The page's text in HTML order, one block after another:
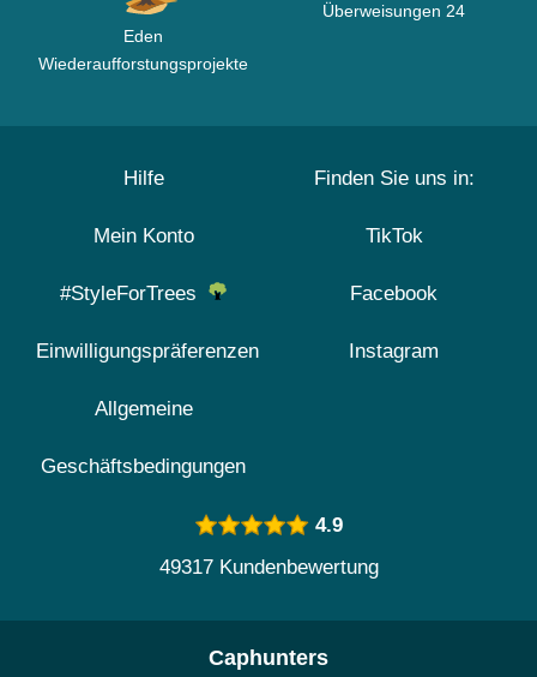
Eden
Wiederaufforstungsprojekte
Überweisungen 24
Hilfe
Mein Konto
#StyleForTrees
Einwilligungspräferenzen
Allgemeine
Geschäftsbedingungen
Finden Sie uns in:
TikTok
Facebook
Instagram
4.9
49317 Kundenbewertung
Caphunters